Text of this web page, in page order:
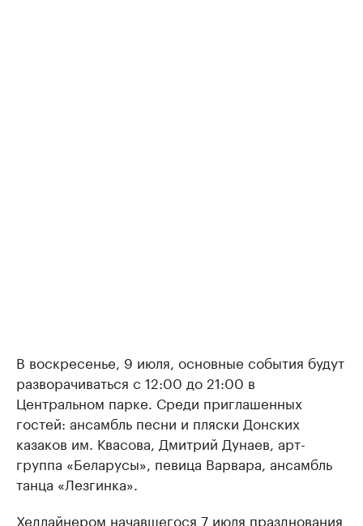
В воскресенье, 9 июля, основные события будут
разворачиваться с 12:00 до 21:00 в
Центральном парке. Среди приглашенных
гостей: ансамбль песни и пляски Донских
казаков им. Квасова, Дмитрий Дунаев, арт-
группа «Беларусы», певица Варвара, ансамбль
танца «Лезгинка».
Хедлайнером начавшегося 7 июля празднования